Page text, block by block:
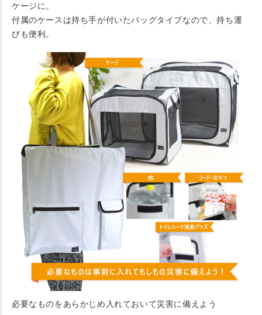
ケージに。
付属のケースは持ち手が付いたバッグタイプなので、持ち運
びも便利。
必要なものをあらかじめ入れておいて災害に備えよう